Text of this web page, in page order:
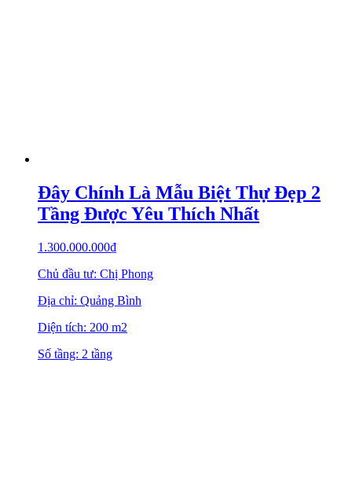
Đây Chính Là Mẫu Biệt Thự Đẹp 2
Tầng Được Yêu Thích Nhất
1.300.000.000₫
Chủ đầu tư: Chị Phong
Địa chỉ: Quảng Bình
Diện tích: 200 m2
Số tầng: 2 tầng